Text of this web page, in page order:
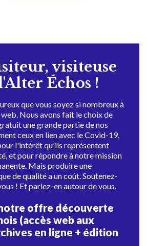
visiteuse
Échos !
que vous soyez si nombreux à
Nous avons fait le choix de
une grande partie de nos
ceux en lien avec le Covid-19,
l'intérêt qu'ils représentent
et pour répondre à notre mission
Mais produire une
de qualité a un coût. Soutenez-
! Et parlez-en autour de vous.
offre découverte
(accès web aux
en ligne + édition